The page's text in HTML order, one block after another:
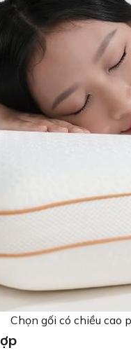
Chọn gối có chiều cao